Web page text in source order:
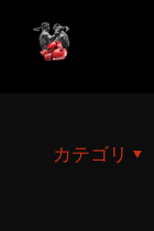
カテゴリ